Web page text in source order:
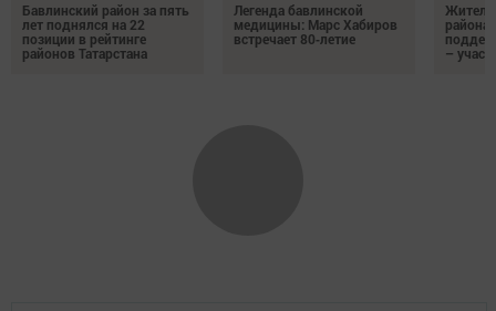
Бавлинский район за пять
лет поднялся на 22
позиции в рейтинге
районов Татарстана
Легенда бавлинской
медицины: Марс Хабиров
встречает 80‑летие
Жители
–